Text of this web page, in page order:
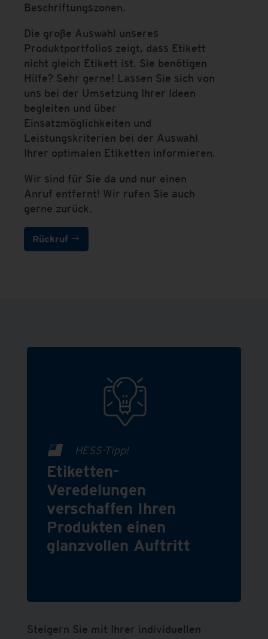
Beschriftungszonen.
Die große Auswahl unseres
Produktportfolios zeigt, dass Etikett
nicht gleich Etikett ist. Sie benötigen
Hilfe? Sehr gerne! Lassen Sie sich von
uns bei der Umsetzung Ihrer Ideen
begleiten und über
Einsatzmöglichkeiten und
Leistungskriterien bei der Auswahl
Ihrer optimalen Etiketten informieren.
Wir sind für Sie da und nur einen
Anruf entfernt! Wir rufen Sie auch
gerne zurück.
Rückruf
HESS-Tipp!
Etiketten-
Veredelungen
verschaffen Ihren
Produkten einen
glanzvollen Auftritt
Steigern Sie mit Ihrer individuellen